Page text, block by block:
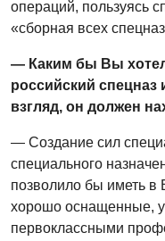
операций, пользуясь
«сборная всех
— Каким бы Вы
российский
взгляд, он должен
— Создание сил
специального
позволило бы иметь
хорошо оснащенные,
первоклассными